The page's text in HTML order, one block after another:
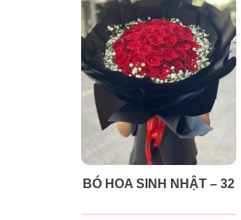
BÓ HOA SINH NHẬT – 32